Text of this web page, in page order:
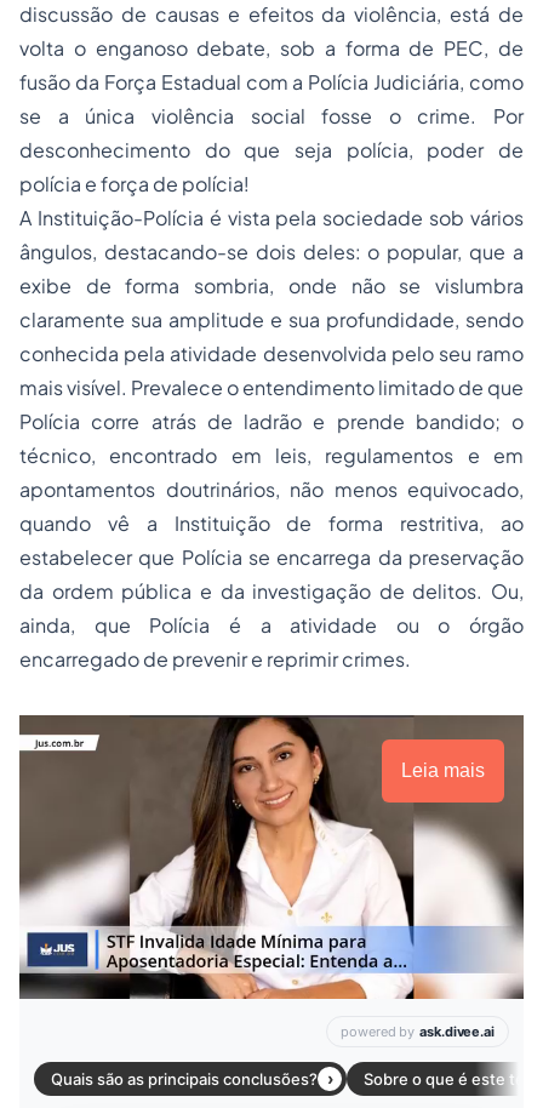
discussão de causas e efeitos da violência, está de
volta o enganoso debate, sob a forma de PEC, de
fusão da Força Estadual com a Polícia Judiciária, como
se a única violência social fosse o crime. Por
desconhecimento do que seja polícia, poder de
polícia e força de polícia!
A Instituição-Polícia é vista pela sociedade sob vários
ângulos, destacando-se dois deles: o popular, que a
exibe de forma sombria, onde não se vislumbra
claramente sua amplitude e sua profundidade, sendo
conhecida pela atividade desenvolvida pelo seu ramo
mais visível. Prevalece o entendimento limitado de que
Polícia corre atrás de ladrão e prende bandido; o
técnico, encontrado em leis, regulamentos e em
apontamentos doutrinários, não menos equivocado,
quando vê a Instituição de forma restritiva, ao
estabelecer que Polícia se encarrega da preservação
da ordem pública e da investigação de delitos. Ou,
ainda, que Polícia é a atividade ou o órgão
encarregado de prevenir e reprimir crimes.
Leia mais